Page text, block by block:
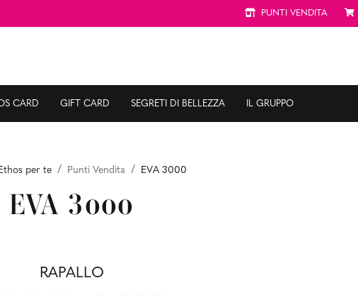
PUNTI VENDITA
CARD GIFT CARD SEGRETI DI BELLEZZA IL GRUPPO
per te Punti Vendita EVA 3000
EVA 3000
RAPALLO